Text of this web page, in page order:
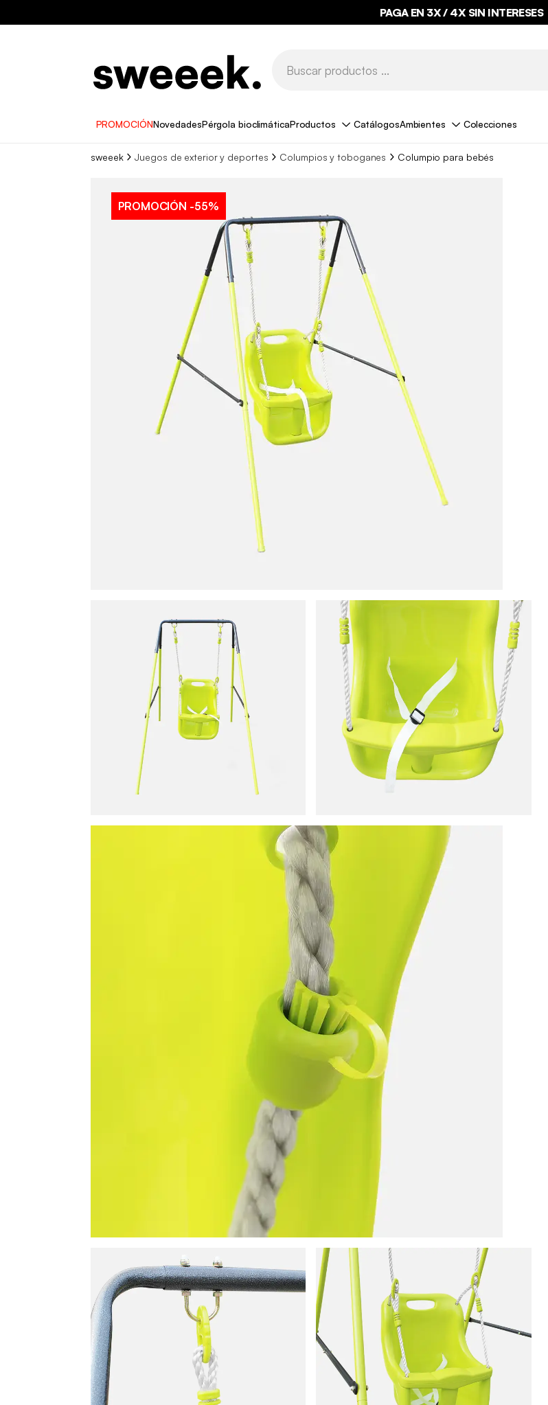
PAGA EN 3X / 4X SIN INTERESES
PROMOCIÓNNovedadesPérgola bioclimáticaProductos CatálogosAmbientes Colecciones
sweeek Juegos de exterior y deportes Columpios y toboganes Columpio para bebés
PROMOCIÓN -55%